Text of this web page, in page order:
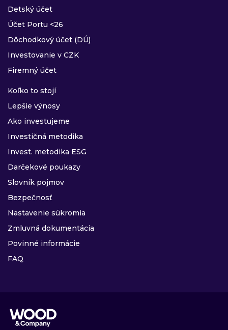
Detský účet
Účet Portu <26
Dôchodkový účet (DÚ)
Investovanie v CZK
Firemný účet
Koľko to stojí
Lepšie výnosy
Ako investujeme
Investičná metodika
Invest. metodika ESG
Darčekové poukazy
Slovník pojmov
Bezpečnosť
Nastavenie súkromia
Zmluvná dokumentácia
Povinné informácie
FAQ